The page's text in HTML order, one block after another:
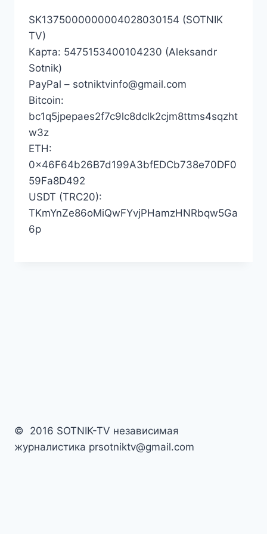
SK1375000000004028030154 (SOTNIK
TV)
Карта: 5475153400104230 (Aleksandr
Sotnik)
PayPal – sotniktvinfo@gmail.com
Bitcoin:
bc1q5jpepaes2f7c9lc8dclk2cjm8ttms4sqzht
w3z
ETH:
0x46F64b26B7d199A3bfEDCb738e70DF0
59Fa8D492
USDT (TRC20):
TKmYnZe86oMiQwFYvjPHamzHNRbqw5Ga
6p
© 2016 SOTNIK-TV независимая
журналистика prsotniktv@gmail.com